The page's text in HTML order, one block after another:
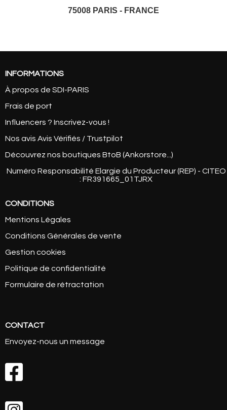
75008 PARIS - FRANCE
INFORMATIONS
À propos de SDI-PARIS
Frais de port
Influencers ? Inscrivez-vous !
Nos avis Avis Vérifiés / Trustpilot
Découvrez nos boutiques BtoB (Ankorstore...)
Numéro Responsabilité Elargie du Producteur (REP) - CITEO
: FR391665_01TJRX
CONDITIONS
Mentions Légales
Conditions Générales de vente
Gestion cookies
Politique de confidentialité
Formulaire de rétractation
CONTACT
Envoyez-nous un message
